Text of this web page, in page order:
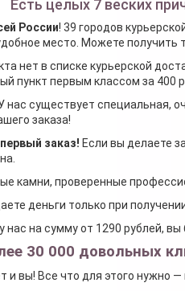
Есть целых 7 веских
России! 39 городов
место. Можете получить
нет в списке курьерской
пункт первым классом за 400
нас существует специальная,
заказа!
заказ! Если вы делаете
камни, проверенные
деньги только при
нас на сумму от 1290 рублей,
30 000 довольных
вы! Все что для этого нужно